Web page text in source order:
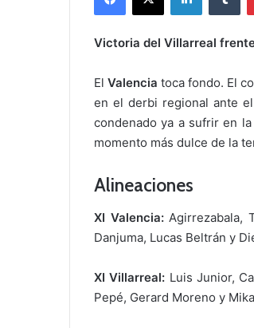
Victoria del Villarreal
El Valencia toca fondo. El
en el derbi regional ante
condenado ya a sufrir en
momento más dulce de la
Alineaciones
XI Valencia:Agirrezabala,
Danjuma, Lucas Beltrán y
XI Villarreal: Luis Junior,
Pepé, Gerard Moreno y